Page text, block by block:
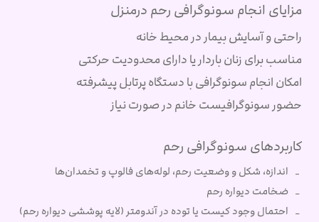
مزایای انجام سونوگرافی رحم درمنزل
راحتی و آسایش بیمار در محیط خانه
مناسب برای زنان باردار یا دارای محدودیت حرکتی
امکان انجام سونوگرافی با دستگاه پرتابل پیشرفته
حضور سونوگرافیست خانم در صورت نیاز
کاربردهای سونوگرافی رحم
_ اندازه، شکل و وضعیت رحم، لوله‌های فالوپ و تخمدان‌ها
_ ضخامت دیواره رحم
_ احتمال وجود کیست یا توده‌ در آندومتر (لایه پوششی دیواره رحم)